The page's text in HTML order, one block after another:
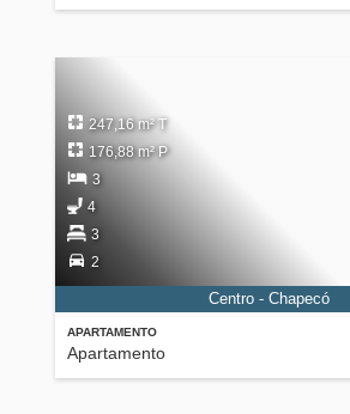
APARTAMENTO
Apartamento
247,16 m² T
176,88 m² P
3
4
3
2
Centro - Chapecó